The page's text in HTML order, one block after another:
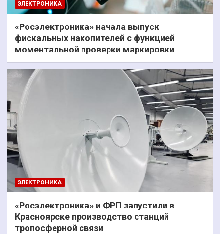
ЭЛЕКТРОНИКА
«Росэлектроника» начала выпуск
фискальных накопителей с функцией
моментальной проверки маркировки
ЭЛЕКТРОНИКА
«Росэлектроника» и ФРП запустили в
Красноярске производство станций
тропосферной связи